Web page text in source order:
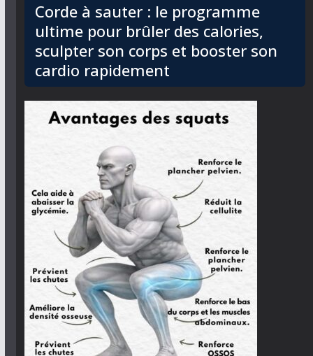
Corde à sauter : le programme
ultime pour brûler des calories,
sculpter son corps et booster son
cardio rapidement